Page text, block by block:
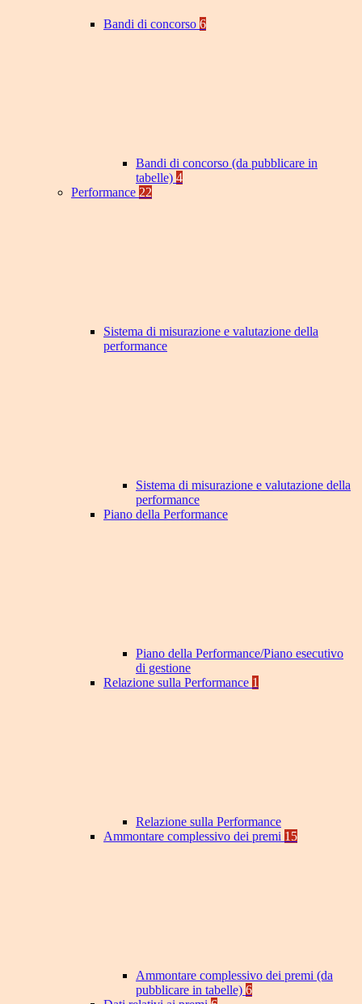
Bandi di concorso 6
Bandi di concorso (da pubblicare in
tabelle) 4
Performance 22
Sistema di misurazione e valutazione della
performance
Sistema di misurazione e valutazione della
performance
Piano della Performance
Piano della Performance/Piano esecutivo
di gestione
Relazione sulla Performance 1
Relazione sulla Performance
Ammontare complessivo dei premi 15
Ammontare complessivo dei premi (da
pubblicare in tabelle) 6